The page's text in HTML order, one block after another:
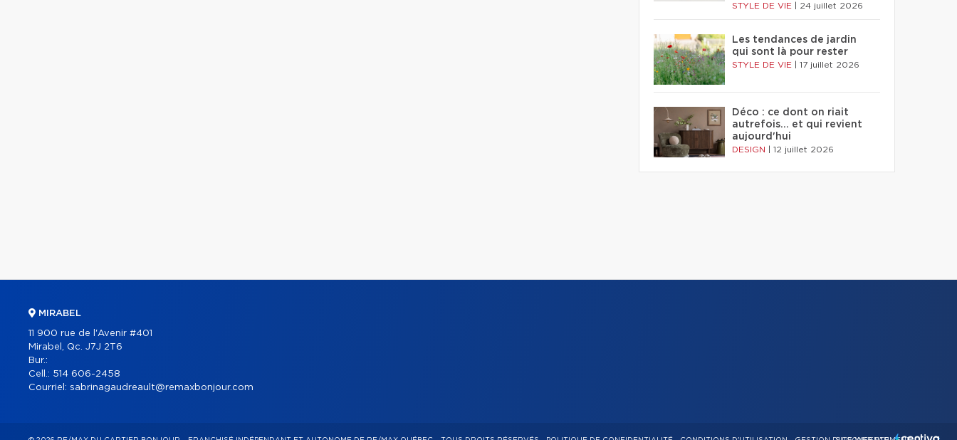
STYLE DE VIE 24 juillet 2026
Les tendances de jardin
qui sont là pour rester
STYLE DE VIE 17 juillet 2026
Déco : ce dont on riait
autrefois... et qui revient
aujourd'hui
DESIGN 12 juillet 2026
MIRABEL
11 900 rue de l'Avenir #401
Mirabel, Qc. J7J 2T6
Bur.:
Cell.: 514 606-2458
Courriel: sabrinagaudreault@remaxbonjour.com